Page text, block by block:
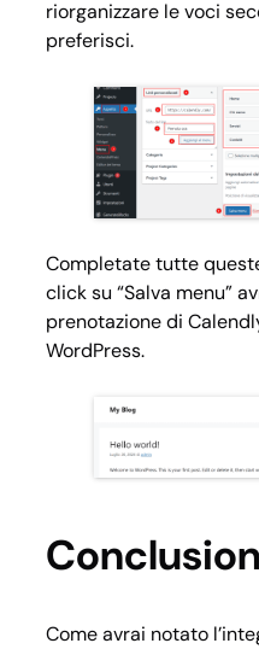
riorganizzare le voci
preferisci.
Completate tutte
click su “Salva menu”
prenotazione di
WordPress.
Come avrai notato